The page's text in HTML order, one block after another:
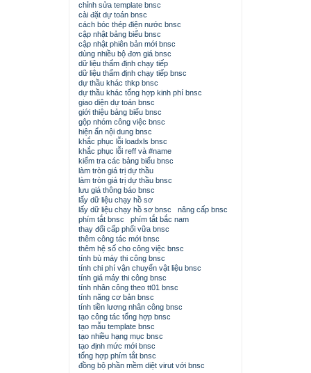
chỉnh sửa template bnsc
cài đặt dự toán bnsc
cách bóc thép điện nước bnsc
cập nhật bảng biểu bnsc
cập nhật phiên bản mới bnsc
dùng nhiều bộ đơn giá bnsc
dữ liệu thẩm định chạy tiếp
dữ liệu thẩm định chạy tiếp bnsc
dự thầu khác thkp bnsc
dự thầu khác tổng hợp kinh phí bnsc
giao diện dự toán bnsc
giới thiệu bảng biểu bnsc
gộp nhóm công việc bnsc
hiện ẩn nội dung bnsc
khắc phục lỗi loadxls bnsc
khắc phục lỗi reff và #name
kiểm tra các bảng biểu bnsc
làm tròn giá trị dự thầu
làm tròn giá trị dự thầu bnsc
lưu giá thông báo bnsc
lấy dữ liệu chạy hồ sơ
lấy dữ liệu chạy hồ sơ bnsc
nâng cấp bnsc
phím tắt bnsc
phím tắt bắc nam
thay đổi cấp phối vữa bnsc
thêm công tác mới bnsc
thêm hệ số cho công việc bnsc
tính bù máy thi công bnsc
tính chi phí vận chuyển vật liệu bnsc
tính giá máy thi công bnsc
tính nhân công theo tt01 bnsc
tính năng cơ bản bnsc
tính tiền lương nhân công bnsc
tạo công tác tổng hợp bnsc
tạo mẫu template bnsc
tạo nhiều hạng mục bnsc
tạo định mức mới bnsc
tổng hợp phím tắt bnsc
đồng bộ phần mềm diệt virut với bnsc